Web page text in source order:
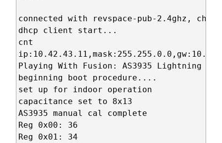
connected with revspace-pub-2.4ghz,
dhcp client start...
cnt
Playing With Fusion: AS3935 Lightning
beginning boot procedure....
set up for indoor operation
capacitance set to 8x13
AS3935 manual cal complete
Reg 0x00: 36
Reg 0x01: 34